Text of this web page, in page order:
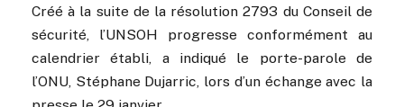
Créé à la suite de la résolution 2793 du Conseil de
sécurité, l’UNSOH progresse conformément au
calendrier établi, a indiqué le porte-parole de
l’ONU, Stéphane Dujarric, lors d’un échange avec la